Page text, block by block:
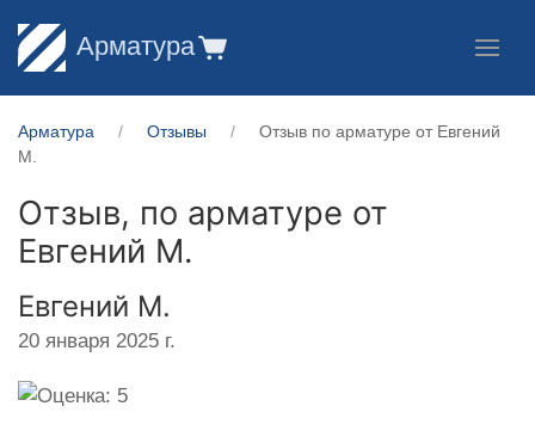
Арматура
Арматура Отзывы
Отзыв по арматуре от ​Евгений
М.
Отзыв, по арматуре от
Евгений М.
​Евгений М.
20 января 2025 г.